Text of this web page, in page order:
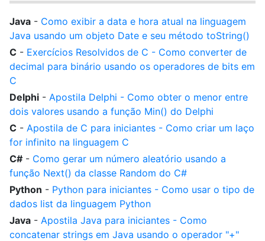
Java - Como exibir a data e hora atual na linguagem
Java usando um objeto Date e seu método toString()
C - Exercícios Resolvidos de C - Como converter de
decimal para binário usando os operadores de bits em
C
Delphi - Apostila Delphi - Como obter o menor entre
dois valores usando a função Min() do Delphi
C - Apostila de C para iniciantes - Como criar um laço
for infinito na linguagem C
C# - Como gerar um número aleatório usando a
função Next() da classe Random do C#
Python - Python para iniciantes - Como usar o tipo de
dados list da linguagem Python
Java - Apostila Java para iniciantes - Como
concatenar strings em Java usando o operador "+"